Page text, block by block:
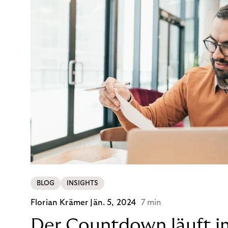
BLOG INSIGHTS
Florian Krämer Jän. 5, 2024 7 min